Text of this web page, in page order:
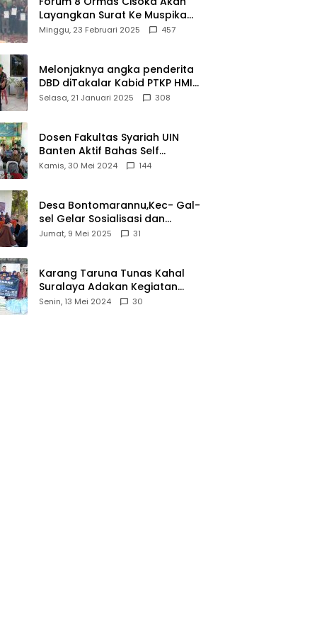
Layangkan Surat Ke Muspika
Atas Adanya Kantor Matel di
Minggu, 23 Februari 2025 457
Melonjaknya angka penderita
DBD diTakalar Kabid PTKP HMI
Cab.Takalar angkat bicara
Selasa, 21 Januari 2025 308
Dosen Fakultas Syariah UIN
Banten Aktif Bahas Self
Declare Halal dalam Forum
Kamis, 30 Mei 2024 144
Desa Bontomarannu,Kec- Gal-
sel Gelar Sosialisasi dan
Bimtek Pemutakhiran Data ID
Jumat, 9 Mei 2025 31
Karang Taruna Tunas Kahal
Suralaya Adakan Kegiatan
Bansos Terhadap Kaum
Senin, 13 Mei 2024 30